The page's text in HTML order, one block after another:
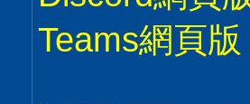
Teams網頁版